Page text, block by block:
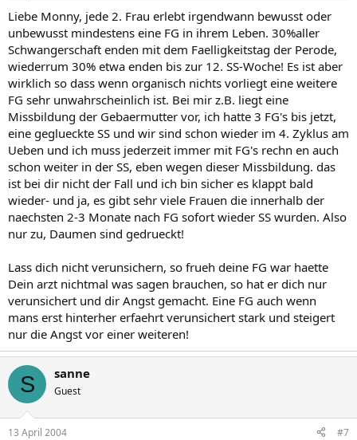
Liebe Monny, jede 2. Frau erlebt irgendwann bewusst oder
unbewusst mindestens eine FG in ihrem Leben. 30%aller
Schwangerschaft enden mit dem Faelligkeitstag der Perode,
wiederrum 30% etwa enden bis zur 12. SS-Woche! Es ist aber
wirklich so dass wenn organisch nichts vorliegt eine weitere
FG sehr unwahrscheinlich ist. Bei mir z.B. liegt eine
Missbildung der Gebaermutter vor, ich hatte 3 FG's bis jetzt,
eine geglueckte SS und wir sind schon wieder im 4. Zyklus am
Ueben und ich muss jederzeit immer mit FG's rechn en auch
schon weiter in der SS, eben wegen dieser Missbildung. das
ist bei dir nicht der Fall und ich bin sicher es klappt bald
wieder- und ja, es gibt sehr viele Frauen die innerhalb der
naechsten 2-3 Monate nach FG sofort wieder SS wurden. Also
nur zu, Daumen sind gedrueckt!
Lass dich nicht verunsichern, so frueh deine FG war haette
Dein arzt nichtmal was sagen brauchen, so hat er dich nur
verunsichert und dir Angst gemacht. Eine FG auch wenn
mans erst hinterher erfaehrt verunsichert stark und steigert
nur die Angst vor einer weiteren!
S sanne
Guest
13 April 2004 #7